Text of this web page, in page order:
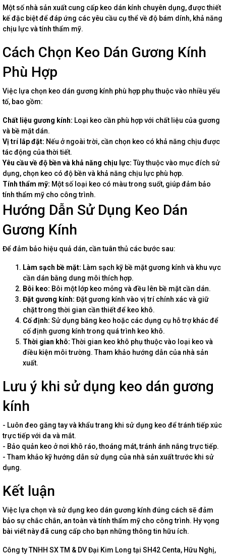
Một số nhà sản xuất cung cấp keo dán kính chuyên dụng, được thiết
kế đặc biệt để đáp ứng các yêu cầu cụ thể về độ bám dính, khả năng
chịu lực và tính thẩm mỹ.
Cách Chọn Keo Dán Gương Kính
Phù Hợp
Việc lựa chọn keo dán gương kính phù hợp phụ thuộc vào nhiều yếu
tố, bao gồm:
Chất liệu gương kính: Loại keo cần phù hợp với chất liệu của gương
và bề mặt dán.
Vị trí lắp đặt: Nếu ở ngoài trời, cần chọn keo có khả năng chịu được
tác động của thời tiết.
Yêu cầu về độ bền và khả năng chịu lực:Tùy thuộc vào mục đích sử
dụng, chọn keo có độ bền và khả năng chịu lực phù hợp.
Tính thẩm mỹ: Một số loại keo có màu trong suốt, giúp đảm bảo
tính thẩm mỹ cho công trình.
Hướng Dẫn Sử Dụng Keo Dán
Gương Kính
Để đảm bảo hiệu quả dán, cần tuân thủ các bước sau:
Làm sạch bề mặt: Làm sạch kỹ bề mặt gương kính và khu vực
cần dán bằng dung môi thích hợp.
Bôi keo: Bôi một lớp keo mỏng và đều lên bề mặt cần dán.
Đặt gương kính: Đặt gương kính vào vị trí chính xác và giữ
chặt trong thời gian cần thiết để keo khô.
Cố định: Sử dụng băng keo hoặc các dụng cụ hỗ trợ khác để
cố định gương kính trong quá trình keo khô.
Thời gian khô:Thời gian keo khô phụ thuộc vào loại keo và
điều kiện môi trường. Tham khảo hướng dẫn của nhà sản
xuất.
Lưu ý khi sử dụng keo dán gương
kính
- Luôn đeo găng tay và khẩu trang khi sử dụng keo để tránh tiếp xúc
trực tiếp với da và mắt.
- Bảo quản keo ở nơi khô ráo, thoáng mát, tránh ánh nắng trực tiếp.
- Tham khảo kỹ hướng dẫn sử dụng của nhà sản xuất trước khi sử
dụng.
Kết luận
Việc lựa chọn và sử dụng keo dán gương kính đúng cách sẽ đảm
bảo sự chắc chắn, an toàn và tính thẩm mỹ cho công trình. Hy vọng
bài viết này đã cung cấp cho bạn những thông tin hữu ích.
Công ty TNHH SX TM & DV Đại Kim Long tại SH42 Centa, Hữu Nghị,